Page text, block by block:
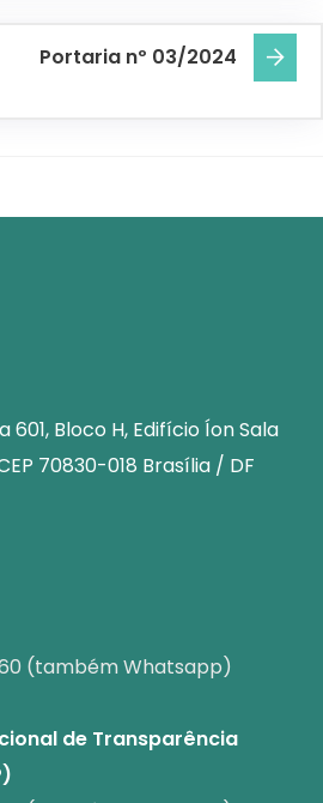
Portaria nº 03/2024
601, Bloco H, Edifício Íon Sala
70830-018 Brasília / DF
(também Whatsapp)
de Transparência